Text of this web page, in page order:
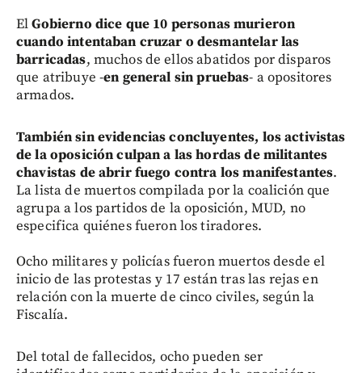
ElGobierno dice que 10 personas murieron
cuando intentaban cruzar o desmantelar las
barricadas, muchos de ellos abatidos por disparos
que atribuye -en general sin pruebas- a opositores
armados.
También sin evidencias concluyentes, los activistas
de la oposición culpan a las hordas de militantes
chavistas de abrir fuego contra los manifestantes.
La lista de muertos compilada por la coalición que
agrupa a los partidos de la oposición, MUD, no
especifica quiénes fueron los tiradores.
Ocho militares y policías fueron muertos desde el
inicio de las protestas y 17 están tras las rejas en
relación con la muerte de cinco civiles, según la
Fiscalía.
Del total de fallecidos, ocho pueden ser